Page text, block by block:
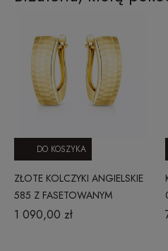
ZŁOTE KOLCZYKI ANGIELSKIE
585 Z FASETOWANYM
PRZODEM GŁADKIE
1 090,00 zł
DO KOSZYKA